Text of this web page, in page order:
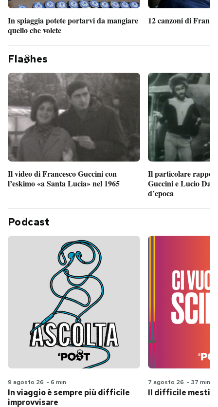
In spiaggia potete portarvi da mangiare
quello che volete
12 canzoni di
Fla hes
Il video di Francesco Guccini con
l’eskimo «a Santa Lucia» nel 1965
Il particolare
Guccini e Lucio
d’epoca
Podcast
9 agosto 26 - 6 min
In viaggio è sempre più difficile
improvvisare
7 agosto 26 - 37 min
Il difficile